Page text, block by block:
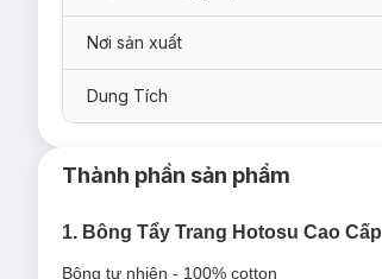
Nơi sản xuất
Dung Tích
Thành phần sản phẩm
1. Bông Tẩy Trang Hotosu Cao Cấp
Bông tự nhiên - 100% cotton